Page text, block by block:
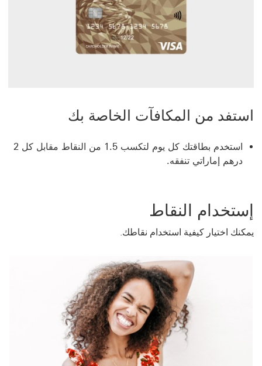
استفد من المكافآت الخاصة بك
استخدم بطاقتك كل يوم لتكسب 1.5 من النقاط مقابل كل 2
درهم إماراتي تنفقه.
إستخدام النقاط
يمكنك اختيار كيفية استخدام نقاطك.